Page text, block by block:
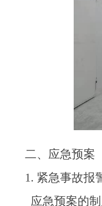
二、应急预案
1. 紧急事故报
应急预案的